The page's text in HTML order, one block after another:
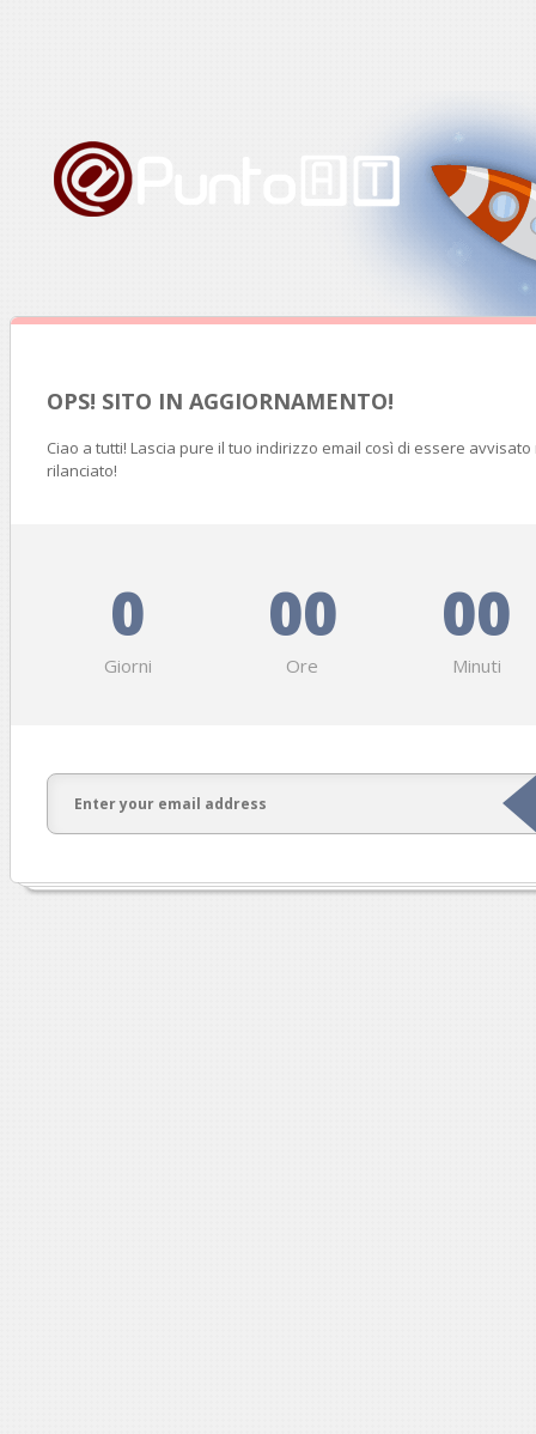
OPS! SITO IN AGGIORNAMENTO!
Ciao a tutti! Lascia pure il tuo indirizzo email così di essere
rilanciato!
0
Giorni
00
Ore
00
Minuti